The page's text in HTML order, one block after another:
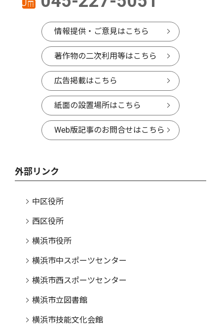
情報提供・ご意見はこちら
著作物の二次利用等はこちら
広告掲載はこちら
紙面の設置場所はこちら
Web版記事のお問合せはこちら
外部リンク
中区役所
西区役所
横浜市役所
横浜市中スポーツセンター
横浜市西スポーツセンター
横浜市立図書館
横浜市技能文化会館